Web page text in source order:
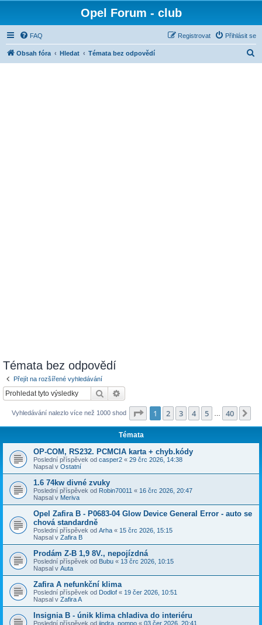
Opel Forum - club
FAQ Přihlásit se
Registrovat
Obsah fóra Hledat Témata bez odpovědí
Témata bez odpovědí
Přejít na rozšířené vyhledávání
Hledat
Vyhledávání nalezlo více než 1000 shod Stránka z 40
1 2 3 4 5 40
Témata
OP-COM, RS232. PCMCIA karta + chyb.kódy
Poslední příspěvek od casper2 « 29 črc 2026, 14:38
Napsal v Ostatní
1.6 74kw divné zvuky
Poslední příspěvek od Robin70011 « 16 črc 2026, 20:47
Napsal v Meriva
Opel Zafira B - P0683-04 Glow Device General Error - auto se
chová standardně
Poslední příspěvek od Arha « 15 črc 2026, 15:15
Napsal v Zafira B
Prodám Z-B 1,9 8V., nepojízdná
Poslední příspěvek od Bubu « 13 črc 2026, 10:15
Napsal v Auta
Zafira A nefunkční klima
Poslední příspěvek od Dodlof « 19 čer 2026, 10:51
Napsal v Zafira A
Insignia B - únik klima chladiva do interiéru
Poslední příspěvek od jindra_pompo « 03 čer 2026, 20:41